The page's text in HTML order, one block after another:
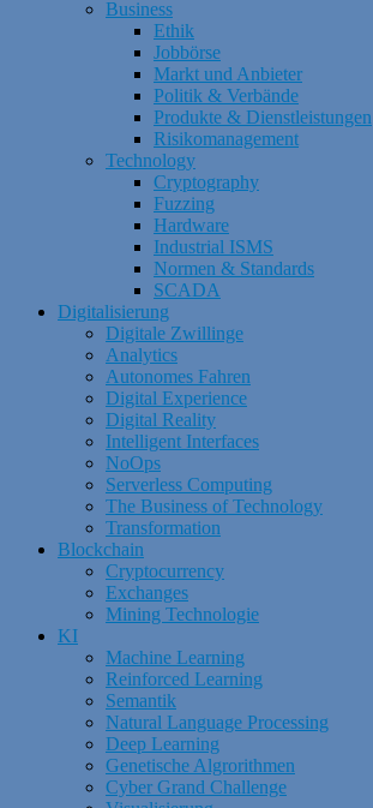
Business
Ethik
Jobbörse
Markt und Anbieter
Politik & Verbände
Produkte & Dienstleistungen
Risikomanagement
Technology
Cryptography
Fuzzing
Hardware
Industrial ISMS
Normen & Standards
SCADA
Digitalisierung
Digitale Zwillinge
Analytics
Autonomes Fahren
Digital Experience
Digital Reality
Intelligent Interfaces
NoOps
Serverless Computing
The Business of Technology
Transformation
Blockchain
Cryptocurrency
Exchanges
Mining Technologie
KI
Machine Learning
Reinforced Learning
Semantik
Natural Language Processing
Deep Learning
Genetische Algrorithmen
Cyber Grand Challenge